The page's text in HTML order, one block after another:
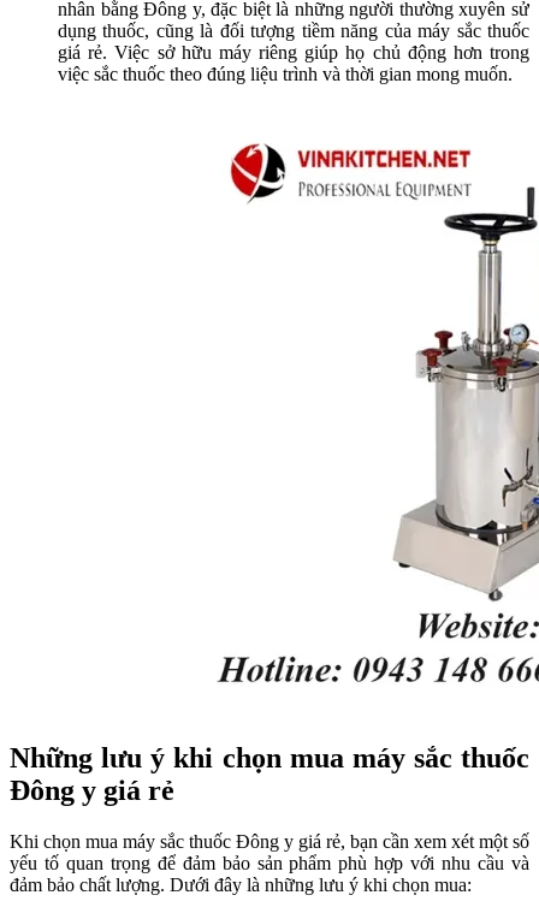
nhân bằng Đông y, đặc biệt là những người thường xuyên sử
dụng thuốc, cũng là đối tượng tiềm năng của máy sắc thuốc
giá rẻ. Việc sở hữu máy riêng giúp họ chủ động hơn trong
việc sắc thuốc theo đúng liệu trình và thời gian mong muốn.
Những lưu ý khi chọn mua máy sắc thuốc
Đông y giá rẻ
Khi chọn mua máy sắc thuốc Đông y giá rẻ, bạn cần xem xét một số
yếu tố quan trọng để đảm bảo sản phẩm phù hợp với nhu cầu và
đảm bảo chất lượng. Dưới đây là những lưu ý khi chọn mua: